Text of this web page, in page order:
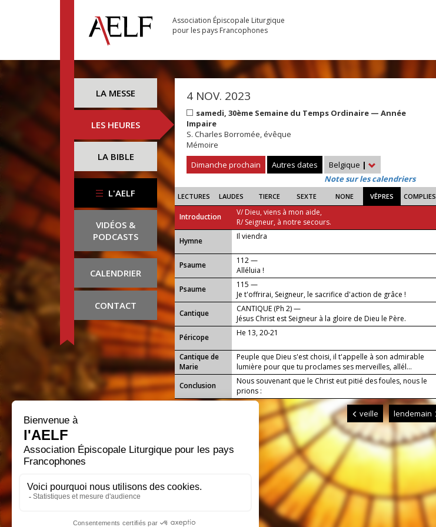
Association Épiscopale Liturgique
pour les pays Francophones
LA MESSE
LES HEURES
LA BIBLE
L'AELF
VIDÉOS &
PODCASTS
CALENDRIER
CONTACT
4 NOV. 2023
samedi, 30ème Semaine du Temps Ordinaire — Année
Impaire
S. Charles Borromée, évêque
Mémoire
Dimanche prochain
Autres dates Belgique |
Note sur les calendriers
LECTURES LAUDES TIERCE SEXTE NONE VÊPRES COMPLIES
Introduction
V/ Dieu, viens à mon aide,
R/ Seigneur, à notre secours.
...
Hymne Il viendra
Psaume
112 —
Alléluia !
Psaume
115 —
Je t'offrirai, Seigneur, le sacrifice d'action de grâce !
Cantique
CANTIQUE (Ph 2) —
Jésus Christ est Seigneur à la gloire de Dieu le Père.
Péricope
He 13, 20-21
Cantique de
Marie
Peuple que Dieu s'est choisi, il t'appelle à son admirable
lumière pour que tu proclames ses merveilles, allél...
Conclusion
Nous souvenant que le Christ eut pitié des foules, nous le
prions :
veille lendemain